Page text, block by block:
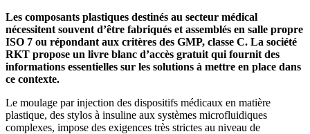
Les composants plastiques destinés au secteur médical
nécessitent souvent d’être fabriqués et assemblés en salle propre
ISO 7 ou répondant aux critères des GMP, classe C. La société
RKT propose un livre blanc d’accès gratuit qui fournit des
informations essentielles sur les solutions à mettre en place dans
ce contexte.
Le moulage par injection des dispositifs médicaux en matière
plastique, des stylos à insuline aux systèmes microfluidiques
complexes, impose des exigences très strictes au niveau de